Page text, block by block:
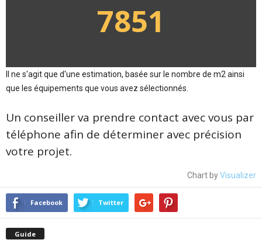
7851
Il ne s'agit que d'une estimation, basée sur le nombre de m2 ainsi
que les équipements que vous avez sélectionnés.
Un conseiller va prendre contact avec vous par
téléphone afin de déterminer avec précision
votre projet.
Chart byVisualizer
Facebook Twitter
Guide